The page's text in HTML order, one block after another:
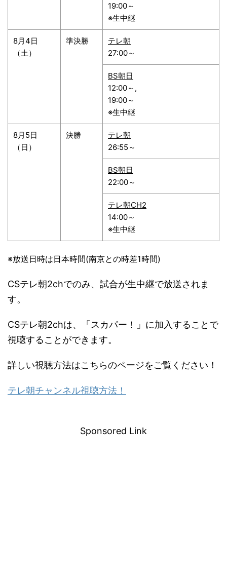
19:00～
※生中継
8月4日
（土）
準決勝
テレ朝
27:00～
BS朝日
12:00～,
19:00～
※生中継
8月5日
（日）
決勝
テレ朝
26:55～
BS朝日
22:00～
テレ朝CH2
14:00～
※生中継
※放送日時は日本時間(南京との時差1時間)
CSテレ朝2chでのみ、試合が生中継で放送されま
す。
CSテレ朝2chは、「スカパー！」に加入することで
視聴することができます。
詳しい視聴方法はこちらのページをご覧ください！
テレ朝チャンネル視聴方法！
Sponsored Link